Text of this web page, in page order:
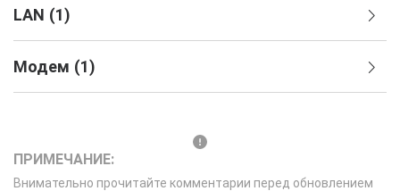
LAN (1)
Модем (1)
ПРИМЕЧАНИЕ:
Внимательно прочитайте комментарии перед обновлением